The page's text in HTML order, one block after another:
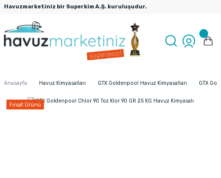
Havuzmarketiniz bir Superkim A.Ş. kuruluşudur.
Anasayfa Havuz Kimyasalları GTX Goldenpool Havuz Kimyasalları GTX
Fırsat Ürünü